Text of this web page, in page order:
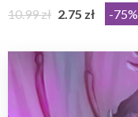
10.99 zł 2.75 zł -75%